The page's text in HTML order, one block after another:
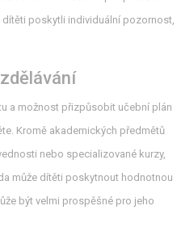
dítěti poskytli individuální pozornost,
a možnost přizpůsobit učební plán
Kromě akademických předmětů
nebo specializované kurzy,
může dítěti poskytnout hodnotnou
být velmi prospěšné pro jeho